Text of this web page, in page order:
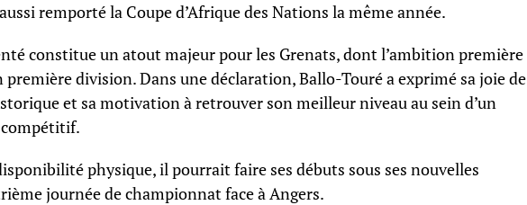
remporté la Coupe d’Afrique des Nations la même année.
constitue un atout majeur pour les Grenats, dont l’ambition première
division. Dans une déclaration, Ballo-Touré a exprimé sa joie de
et sa motivation à retrouver son meilleur niveau au sein d’un
compétitif.
physique, il pourrait faire ses débuts sous ses nouvelles
journée de championnat face à Angers.